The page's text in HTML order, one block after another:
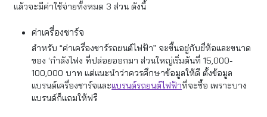
แล้วจะมีค่าใช้จ่ายทั้งหมด 3 ส่วน ดังนี้
ค่าเครื่องชาร์จ
สำหรับ “ค่าเครื่องชาร์รถยนต์ไฟฟ้า” จะขึ้นอยู่กับยี่ห้อและขนาด
ของ ‘กำลังไฟง ที่ปล่อยออกมา ส่วนใหญ่เริ่มต้นที่ 15,000-
100,000 บาท แต่แนะนำว่าควรศึกษาข้อมูลให้ดี ตั้งข้อมูล
แบรนด์เครื่องชาร์จและแบรนด์รถยนต์ไฟฟ้าที่จะซื้อ เพราะบาง
แบรนด์ก็แถมให้ฟรี